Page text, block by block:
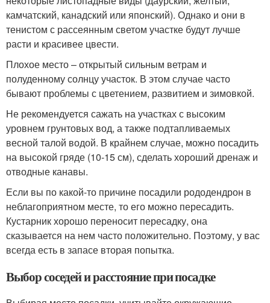
камчатский, канадский или японский). Однако и они в
тенистом с рассеянным светом участке будут лучше
расти и красивее цвести.
Плохое место – открытый сильным ветрам и
полуденному солнцу участок. В этом случае часто
бывают проблемы с цветением, развитием и зимовкой.
Не рекомендуется сажать на участках с высоким
уровнем грунтовых вод, а также подтапливаемых
весной талой водой. В крайнем случае, можно посадить
на высокой гряде (10-15 см), сделать хороший дренаж и
отводные канавы.
Если вы по какой-то причине посадили рододендрон в
неблагоприятном месте, то его можно пересадить.
Кустарник хорошо переносит пересадку, она
сказывается на нем часто положительно. Поэтому, у вас
всегда есть в запасе вторая попытка.
Выбор соседей и расстояние при посадке